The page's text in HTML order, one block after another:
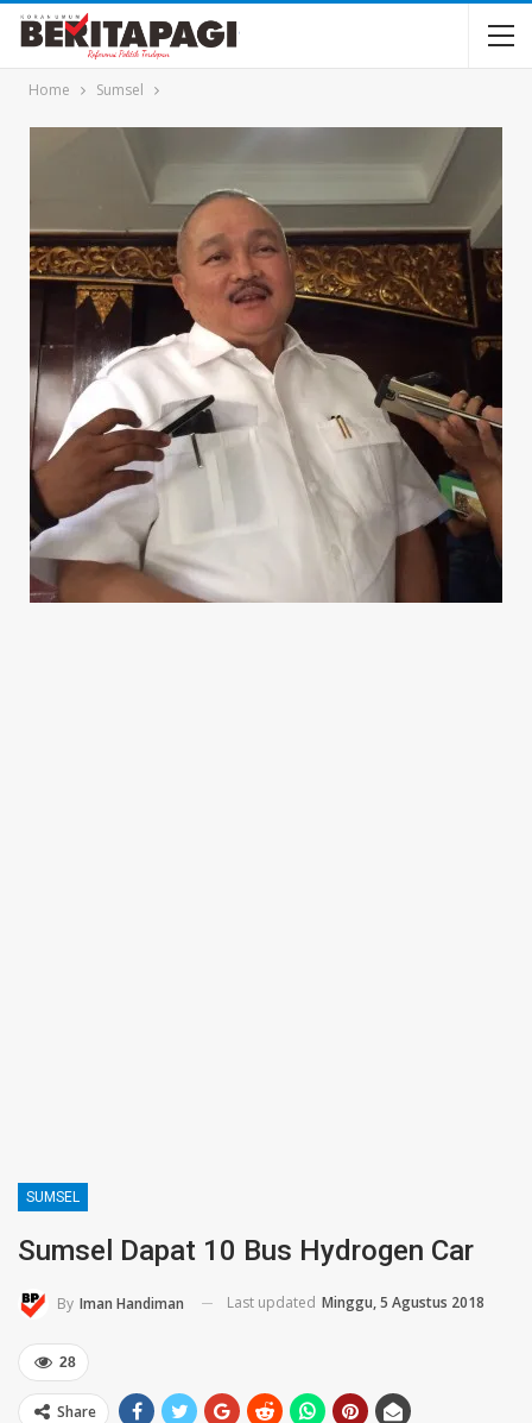
Home Sumsel
SUMSEL
Sumsel Dapat 10 Bus Hydrogen Car
By Iman Handiman Last updated Minggu, 5 Agustus 2018
28
Share